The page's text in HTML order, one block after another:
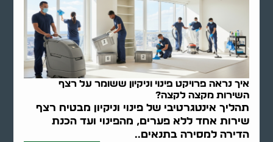
איך נראה פרויקט פינוי וניקיון ששומר על רצף
השירות מקצה לקצה?
תהליך אינטגרטיבי של פינוי וניקיון מבטיח רצף
שירות אחד ללא פערים, מהפינוי ועד הכנת
הדירה למסירה בתנאים..